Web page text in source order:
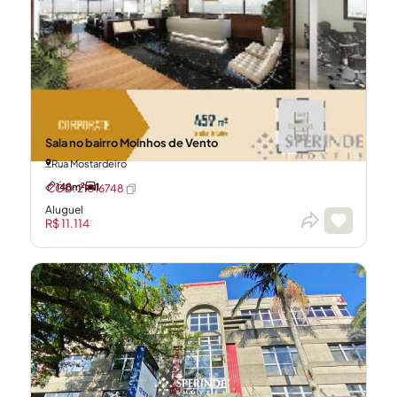
Sala no bairro Moinhos de Vento
Rua Mostardeiro
148m²
1
Aluguel
R$ 11.114
CÓD: 21016748